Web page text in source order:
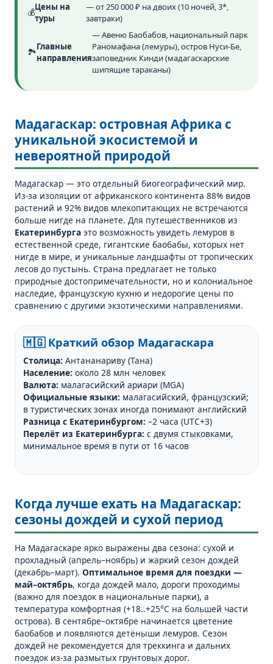
💰
Цены на
туры
— от 250 000 ₽ на двоих (10 ночей, 3*,
завтраки)
🏞️
Главные
направления
— Авеню Баобабов, национальный парк
Раномафана (лемуры), остров Нуси-Бе,
заповедник Кинди (мадагаскарские
шипящие тараканы)
Мадагаскар: островная Африка с
уникальной экосистемой и
невероятной природой
Мадагаскар — это отдельный биогеографический мир.
Из-за изоляции от африканского континента 88% видов
растений и 92% видов млекопитающих не встречаются
больше нигде на планете. Для путешественников из
Екатеринбургаэто возможность увидеть лемуров в
естественной среде, гигантские баобабы, которых нет
нигде в мире, и уникальные ландшафты от тропических
лесов до пустынь. Страна предлагает не только
природные достопримечательности, но и колониальное
наследие, французскую кухню и недорогие цены по
сравнению с другими экзотическими направлениями.
🇲🇬 Краткий обзор Мадагаскара
Столица: Антананариву (Тана)
Население: около 28 млн человек
Валюта: малагасийский ариари (MGA)
Официальные языки: малагасийский, французский;
в туристических зонах иногда понимают английский
Разница с Екатеринбургом: –2 часа (UTC+3)
Перелёт из Екатеринбурга: с двумя стыковками,
минимальное время в пути от 16 часов
Когда лучше ехать на Мадагаскар:
сезоны дождей и сухой период
На Мадагаскаре ярко выражены два сезона: сухой и
прохладный (апрель–ноябрь) и жаркий сезон дождей
(декабрь–март). Оптимальное время для поездки —
май–октябрь, когда дождей мало, дороги проходимы
(важно для поездок в национальные парки), а
температура комфортная (+18..+25°C на большей части
острова). В сентябре–октябре начинается цветение
баобабов и появляются детёныши лемуров. Сезон
дождей не рекомендуется для треккинга и дальних
поездок из-за размытых грунтовых дорог.